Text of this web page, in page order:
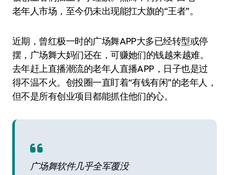
老年人市场，至今仍未出现能扛大旗的“王者”。
近期，曾红极一时的广场舞APP大多已经转型或停
摆，广场舞大妈们还在，可赚她们的钱越来越难。
去年赶上直播潮流的老年人直播APP，日子也是过
得不温不火。创投圈一直盯着“有钱有闲”的老年人，
但不是所有创业项目都能抓住他们的心。
广场舞软件几乎全军覆没